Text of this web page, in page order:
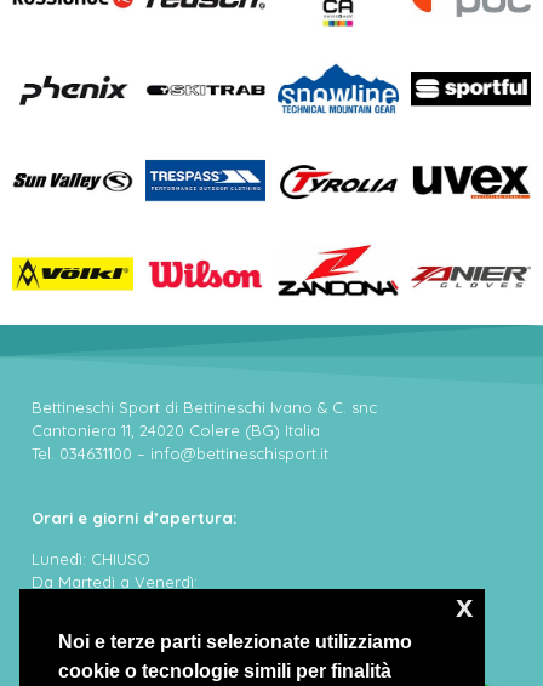
Bettineschi Sport di Bettineschi Ivano & C. snc
Cantoniera 11, 24020 Colere (BG) Italia
Tel. 034631100 – info@bettineschisport.it
Orari e giorni d’apertura:
Lunedì: CHIUSO
Da Martedì a Venerdì:
8:30/12:30 – 14:30/19:00
Noi e terze parti selezionate utilizziamo
cookie o tecnologie simili per finalità
x